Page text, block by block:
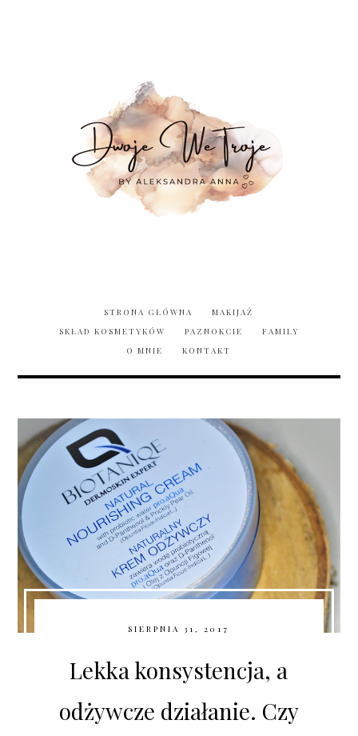
STRONA GŁÓWNA
MAKIJAŻ
SKŁAD KOSMETYKÓW
PAZNOKCIE
FAMILY
O MNIE
KONTAKT
SIERPNIA 31, 2017
Lekka konsystencja, a
odżywcze działanie. Czy